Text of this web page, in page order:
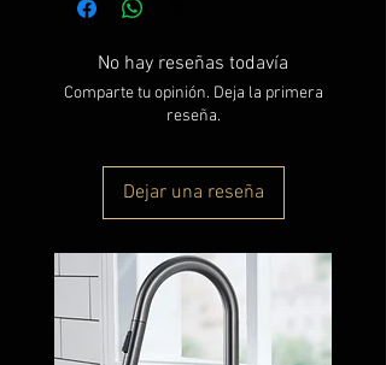
No hay reseñas todavía
Comparte tu opinión. Deja la primera
reseña.
Dejar una reseña